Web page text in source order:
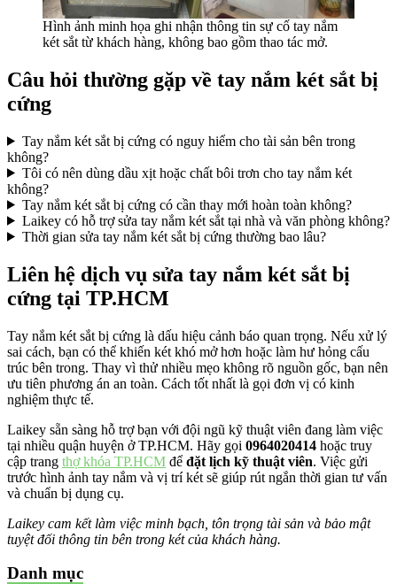
Hình ảnh minh họa ghi nhận thông tin sự cố tay nắm
két sắt từ khách hàng, không bao gồm thao tác mở.
Câu hỏi thường gặp về tay nắm két sắt bị
cứng
Tay nắm két sắt bị cứng có nguy hiểm cho tài sản bên trong
không?
Tôi có nên dùng dầu xịt hoặc chất bôi trơn cho tay nắm két
không?
Tay nắm két sắt bị cứng có cần thay mới hoàn toàn không?
Laikey có hỗ trợ sửa tay nắm két sắt tại nhà và văn phòng không?
Thời gian sửa tay nắm két sắt bị cứng thường bao lâu?
Liên hệ dịch vụ sửa tay nắm két sắt bị
cứng tại TP.HCM
Tay nắm két sắt bị cứng là dấu hiệu cảnh báo quan trọng. Nếu xử lý
sai cách, bạn có thể khiến két khó mở hơn hoặc làm hư hỏng cấu
trúc bên trong. Thay vì thử nhiều mẹo không rõ nguồn gốc, bạn nên
ưu tiên phương án an toàn. Cách tốt nhất là gọi đơn vị có kinh
nghiệm thực tế.
Laikey sẵn sàng hỗ trợ bạn với đội ngũ kỹ thuật viên đang làm việc
tại nhiều quận huyện ở TP.HCM. Hãy gọi 0964020414 hoặc truy
cập trang thợ khóa TP.HCM để đặt lịch kỹ thuật viên. Việc gửi
trước hình ảnh tay nắm và vị trí két sẽ giúp rút ngắn thời gian tư vấn
và chuẩn bị dụng cụ.
Laikey cam kết làm việc minh bạch, tôn trọng tài sản và bảo mật
tuyệt đối thông tin bên trong két của khách hàng.
Danh mục